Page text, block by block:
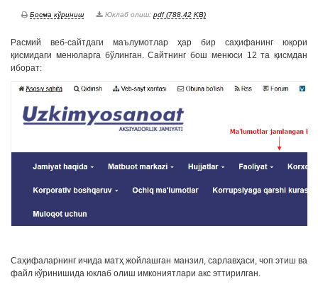
Босма кўриниш Юклаб олиш: pdf (788.42 KB)
Расмий веб-сайтдаги маълумотлар ҳар бир саҳифанинг юқори
қисмидаги менюларга бўлинган. Сайтнинг бош менюси 12 та қисмдан
иборат:
Саҳифаларнинг ичида матҳ жойлашган манзил, сарлавҳаси, чоп этиш ва
файл кўринишида юклаб олиш имкониятлари акс эттирилган.